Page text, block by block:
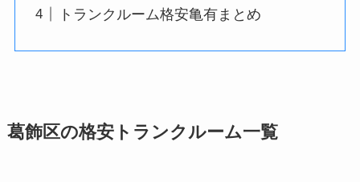
トランクルーム格安亀有まとめ
葛飾区の格安トランクルーム一覧